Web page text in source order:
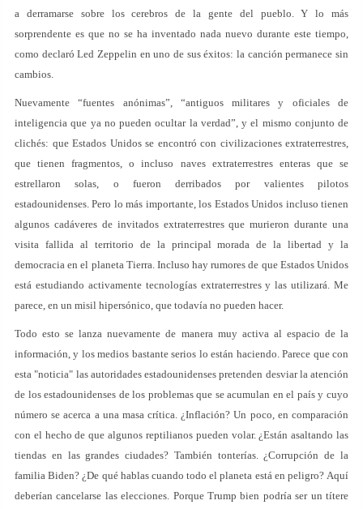
a derramarse sobre los cerebros de la gente del pueblo. Y lo más
sorprendente es que no se ha inventado nada nuevo durante este tiempo,
como declaró Led Zeppelin en uno de sus éxitos: la canción permanece sin
cambios.
Nuevamente “fuentes anónimas”, “antiguos militares y oficiales de
inteligencia que ya no pueden ocultar la verdad”, y el mismo conjunto de
clichés: que Estados Unidos se encontró con civilizaciones extraterrestres,
que tienen fragmentos, o incluso naves extraterrestres enteras que se
estrellaron solas, o fueron derribados por valientes pilotos
estadounidenses. Pero lo más importante, los Estados Unidos incluso tienen
algunos cadáveres de invitados extraterrestres que murieron durante una
visita fallida al territorio de la principal morada de la libertad y la
democracia en el planeta Tierra. Incluso hay rumores de que Estados Unidos
está estudiando activamente tecnologías extraterrestres y las utilizará. Me
parece, en un misil hipersónico, que todavía no pueden hacer.
Todo esto se lanza nuevamente de manera muy activa al espacio de la
información, y los medios bastante serios lo están haciendo. Parece que con
esta "noticia" las autoridades estadounidenses pretenden desviar la atención
de los estadounidenses de los problemas que se acumulan en el país y cuyo
número se acerca a una masa crítica. ¿Inflación? Un poco, en comparación
con el hecho de que algunos reptilianos pueden volar. ¿Están asaltando las
tiendas en las grandes ciudades? También tonterías. ¿Corrupción de la
familia Biden? ¿De qué hablas cuando todo el planeta está en peligro? Aquí
deberían cancelarse las elecciones. Porque Trump bien podría ser un títere